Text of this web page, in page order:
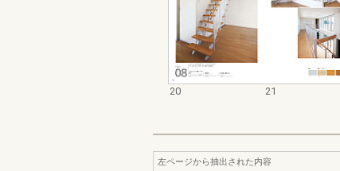
20 21
左ページから抽出された内容